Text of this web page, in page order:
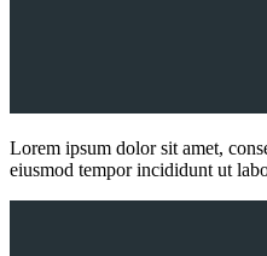
Lorem ipsum dolor sit amet,
eiusmod tempor incididunt ut